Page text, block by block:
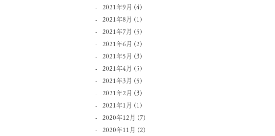
2021年9月 (4)
2021年8月 (1)
2021年7月 (5)
2021年6月 (2)
2021年5月 (3)
2021年4月 (5)
2021年3月 (5)
2021年2月 (3)
2021年1月 (1)
2020年12月 (7)
2020年11月 (2)